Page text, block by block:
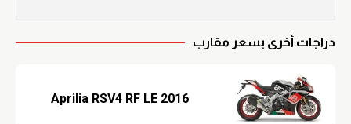
دراجات أخرى بسعر مقارب
2016 Aprilia RSV4 RF LE